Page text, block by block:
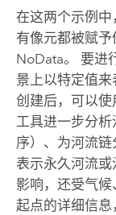
在这两个示例
有像元都被赋
NoData。 要进
景上以特定值来
创建后，可以使
工具进一步分
序）、为河流
表示永久河流
影响，还受气
起点的详细信息